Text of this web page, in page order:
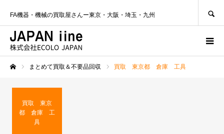
FA機器・機械の買取屋さんー東京・大阪・埼玉・九州
まとめて買取＆不要品回収 買取 東京都 倉庫 工具
買取 東京
都 倉庫 工
具